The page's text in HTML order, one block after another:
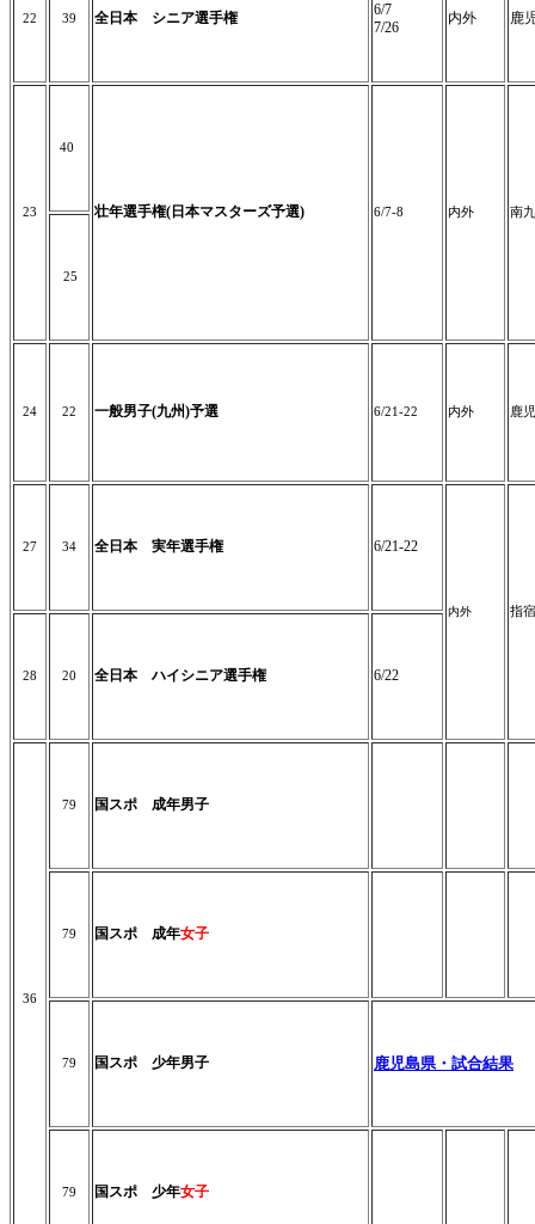
22 39 全日本 シニア選手権
6/7
7/26
内外 鹿
23
40
壮年選手権(日本マスターズ予選) 6/7-8 内外 南
25
24 22 一般男子(九州)予選 6/21-22 内外 鹿
27 34 全日本 実年選手権 6/21-22
内外 指
28 20 全日本 ハイシニア選手権 6/22
36
79 国スポ 成年男子
79 国スポ 成年女子
79 国スポ 少年男子 鹿児島県・試合結果
79 国スポ 少年女子